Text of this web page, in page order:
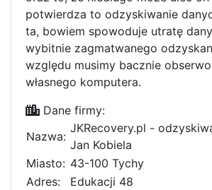
potwierdza to odzyskiwanie
ta, bowiem spowoduje utratę
wybitnie zagmatwanego
względu musimy bacznie
własnego komputera.
Dane firmy:
Nazwa:
JKRecovery.pl -
Jan Kobiela
Miasto: 43-100 Tychy
Adres:
Edukacji 48